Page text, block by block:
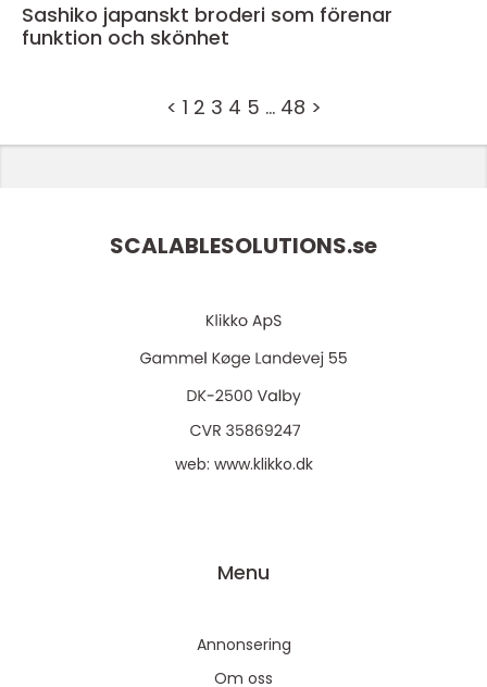
Sashiko japanskt broderi som förenar
funktion och skönhet
< 1 2 3 4 5 … 48 >
SCALABLESOLUTIONS.se
web: www.klikko.dk
Menu
Annonsering
Om oss